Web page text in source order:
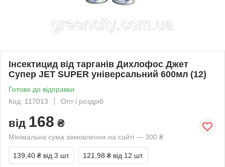
Інсектицид від тарганів Дихлофос Джет
Супер JET SUPER універсальний 600мл (12)
Готово до відправки
Код: 117013
Опт і роздріб
від 168 ₴
Мінімальна сума замовлення на сайті — 300 ₴
139,40 ₴ від 3 шт. 121,98 ₴ від 12 шт.